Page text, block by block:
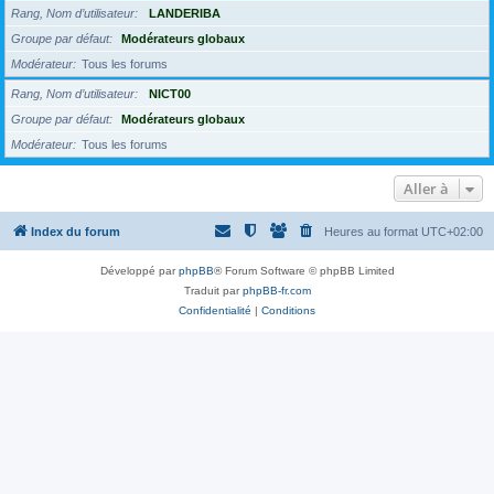
Rang, Nom d’utilisateur
LANDERIBA
Groupe par défaut
Modérateurs globaux
Modérateur
Tous les forums
Rang, Nom d’utilisateur
NICT00
Groupe par défaut
Modérateurs globaux
Modérateur
Tous les forums
Aller à
Index du forum Heures au format UTC+02:00
Développé parphpBB® Forum Software © phpBB Limited
Traduit parphpBB-fr.com
Confidentialité | Conditions